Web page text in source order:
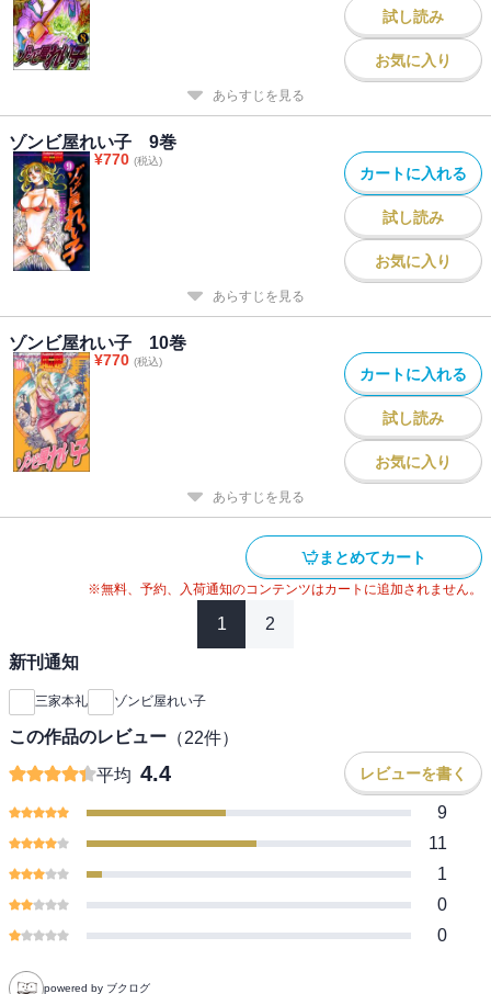
試し読み
お気に入り
あらすじを見る
ゾンビ屋れい子 9巻
¥770 (税込)
カートに入れる
試し読み
お気に入り
あらすじを見る
ゾンビ屋れい子 10巻
¥770 (税込)
カートに入れる
試し読み
お気に入り
あらすじを見る
まとめてカート
※無料、予約、入荷通知のコンテンツはカートに追加されません。
1 2
新刊通知
三家本礼 ゾンビ屋れい子
この作品のレビュー （22件）
平均 4.4 レビューを書く
9
11
1
0
0
powered by ブクログ